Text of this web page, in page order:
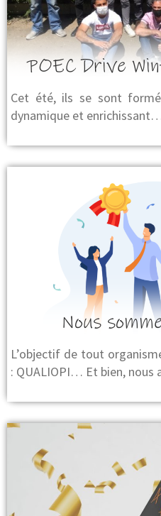
POEC Drive
Cet été, ils se sont
dynamique et
Nous
L’objectif de tout
: QUALIOPI… Et bien, nous